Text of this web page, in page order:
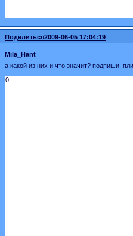
Поделиться2009-06-05 17:04:19
Mila_Hant
а какой из них и что значит? подпиши,
0